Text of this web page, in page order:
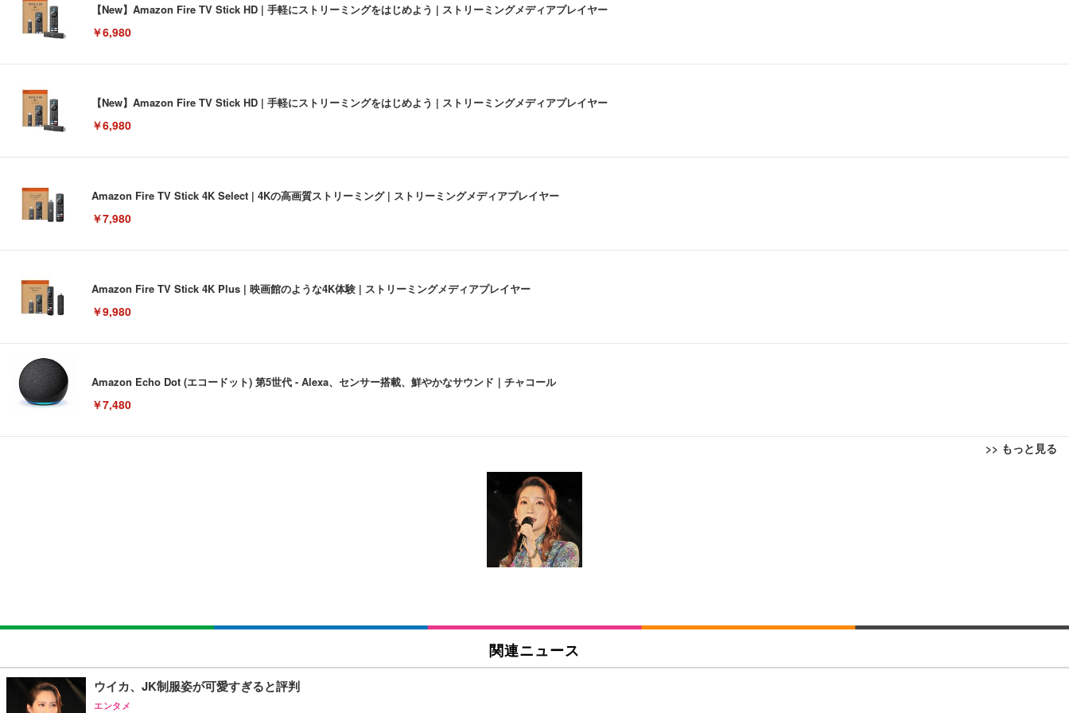
【New】Amazon Fire TV Stick HD | 手軽にストリーミングをはじめよう | ストリーミングメディアプレイヤー
￥6,980
【New】Amazon Fire TV Stick HD | 手軽にストリーミングをはじめよう | ストリーミングメディアプレイヤー
￥6,980
Amazon Fire TV Stick 4K Select | 4Kの高画質ストリーミング | ストリーミングメディアプレイヤー
￥7,980
Amazon Fire TV Stick 4K Plus | 映画館のような4K体験 | ストリーミングメディアプレイヤー
￥9,980
Amazon Echo Dot (エコードット) 第5世代 - Alexa、センサー搭載、鮮やかなサウンド｜チャコール
￥7,480
>> もっと見る
[EdoErgo] オフィスチェア 椅子 テレワーク 疲れない 跳ね上げ式アームレスト コンパクト 約105度ロッキング pc 事務椅子 360度回転 座面昇降 強化ナイロン樹脂ベース 通気性メッシュ 在宅ワーク H-WY01
Sezlife オフィスチェア デスクチェア 疲れない テレワーク チェア 強化バックレスト 30度ロッキング機能 人間工学 椅子 腰サポート 90度跳ね上げ式アームレスト 3Dヘッドレスト ハンガー付き 高反発クッ
ション PCチェア 通気性メッシュ ゲーミング/勉強/事務用 おしゃれ パソコンチェア (ブラック)
EIZO ビジネス向けプレミアムモニター | FlexScan EV3240X-WT | 31.5型4K UHD・USB Type-C・ホワイト
【純正品】27"ゲーミングモニター DualSense 充電フック付き（CFI-ZDM1J）
￥49,979
Amazonベーシック ペットシーツ 薄型 レギュラー 1回使い捨て 無香料 ホワイト 300枚
ネオ・ルーライフ ネオ・オムツ L 中型犬用 26枚入り 単品
￥1,800
関連ニュース
ウイカ、JK制服姿が可愛すぎると評判
エンタメ